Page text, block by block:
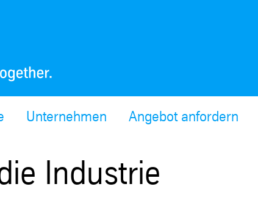
Unternehmen Angebot anfordern
Industrie